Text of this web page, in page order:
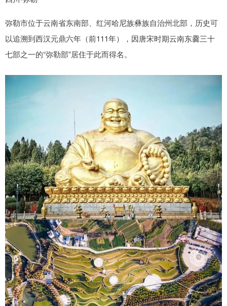
弥勒市位于云南省东南部、红河哈尼族彝族自治州北部，历史可
以追溯到西汉元鼎六年（前111年），因唐宋时期云南东爨三十
七部之一的“弥勒部”居住于此而得名。